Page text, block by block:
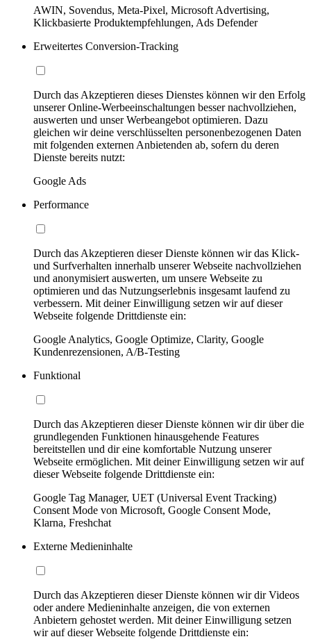
AWIN, Sovendus, Meta-Pixel, Microsoft Advertising,
Klickbasierte Produktempfehlungen, Ads Defender
Erweitertes Conversion-Tracking
Durch das Akzeptieren dieses Dienstes können wir den Erfolg
unserer Online-Werbeeinschaltungen besser nachvollziehen,
auswerten und unser Werbeangebot optimieren. Dazu
gleichen wir deine verschlüsselten personenbezogenen Daten
mit folgenden externen Anbietenden ab, sofern du deren
Dienste bereits nutzt:
Google Ads
Performance
Durch das Akzeptieren dieser Dienste können wir das Klick-
und Surfverhalten innerhalb unserer Webseite nachvollziehen
und anonymisiert auswerten, um unsere Webseite zu
optimieren und das Nutzungserlebnis insgesamt laufend zu
verbessern. Mit deiner Einwilligung setzen wir auf dieser
Webseite folgende Drittdienste ein:
Google Analytics, Google Optimize, Clarity, Google
Kundenrezensionen, A/B-Testing
Funktional
Durch das Akzeptieren dieser Dienste können wir dir über die
grundlegenden Funktionen hinausgehende Features
bereitstellen und dir eine komfortable Nutzung unserer
Webseite ermöglichen. Mit deiner Einwilligung setzen wir auf
dieser Webseite folgende Drittdienste ein:
Google Tag Manager, UET (Universal Event Tracking)
Consent Mode von Microsoft, Google Consent Mode,
Klarna, Freshchat
Externe Medieninhalte
Durch das Akzeptieren dieser Dienste können wir dir Videos
oder andere Medieninhalte anzeigen, die von externen
Anbietern gehostet werden. Mit deiner Einwilligung setzen
wir auf dieser Webseite folgende Drittdienste ein: